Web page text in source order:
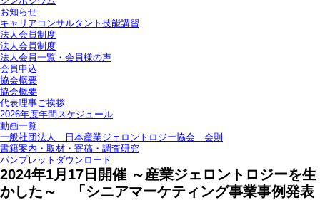
お知らせ
キャリアコンサルタント技能講習
法人会員制度
法人会員制度
法人会員一覧・会員様の声
会員申込
協会概要
協会概要
代表理事ご挨拶
2026年度年間スケジュール
動画一覧
一般社団法人 日本産業ジェロントロジー協会 会則
書籍案内・取材・寄稿・調査研究
パンプレットダウンロード
2024年1月17日開催 ～産業ジェロントロジーを生
かした～ 「シニアマーケティング事業事例発表